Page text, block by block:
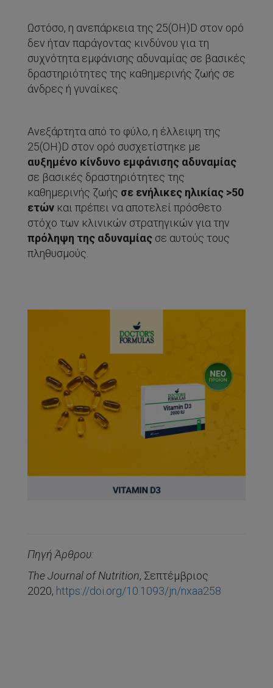
Ωστόσο, η ανεπάρκεια της 25(ΟΗ)D στον ορό
δεν ήταν παράγοντας κινδύνου για τη
συχνότητα εμφάνισης αδυναμίας σε βασικές
δραστηριότητες της καθημερινής ζωής σε
άνδρες ή γυναίκες.
Ανεξάρτητα από το φύλο, η έλλειψη της
25(OH)D στον ορό συσχετίστηκε με
αυξημένο κίνδυνο εμφάνισης αδυναμίας
σε βασικές δραστηριότητες της
καθημερινής ζωής σε ενήλικες ηλικίας >50
ετών και πρέπει να αποτελεί πρόσθετο
στόχο των κλινικών στρατηγικών για την
πρόληψη της αδυναμίας σε αυτούς τους
πληθυσμούς.
Πηγή Άρθρου:
The Journal of Nutrition, Σεπτέμβριος
2020, https://doi.org/10.1093/jn/nxaa258